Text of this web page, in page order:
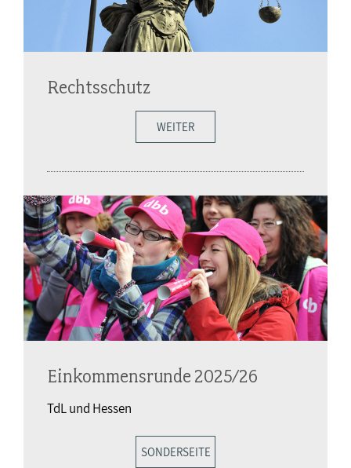
Rechtsschutz
WEITER
Einkommensrunde 2025/26
TdL und Hessen
SONDERSEITE